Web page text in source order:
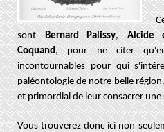
sont
Bernard Palissy, Alcide
Coquand, pour ne citer
incontournables pour qui
paléontologie de notre belle
et primordial de leur consacrer
Vous trouverez donc ici non